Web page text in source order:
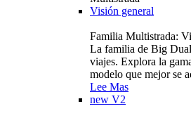
Visión general
Familia Multistrada:
La familia de Big
viajes. Explora la
modelo que mejor se
Lee Mas
new V2